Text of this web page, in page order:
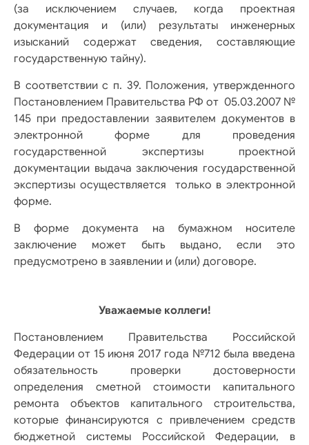
(за исключением случаев, когда проектная
документация и (или) результаты инженерных
изысканий содержат сведения, составляющие
государственную тайну).
В соответствии с п. 39. Положения, утвержденного
Постановлением Правительства РФ от 05.03.2007 №
145 при предоставлении заявителем документов в
электронной форме для проведения
государственной экспертизы проектной
документации выдача заключения государственной
экспертизы осуществляется только в электронной
форме.
В форме документа на бумажном носителе
заключение может быть выдано, если это
предусмотрено в заявлении и (или) договоре.
Уважаемые коллеги!
Постановлением Правительства Российской
Федерации от 15 июня 2017 года №712 была введена
обязательность проверки достоверности
определения сметной стоимости капитального
ремонта объектов капитального строительства,
которые финансируются с привлечением средств
бюджетной системы Российской Федерации, в